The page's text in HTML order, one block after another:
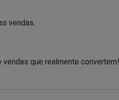
vendas.
que realmente convertem!